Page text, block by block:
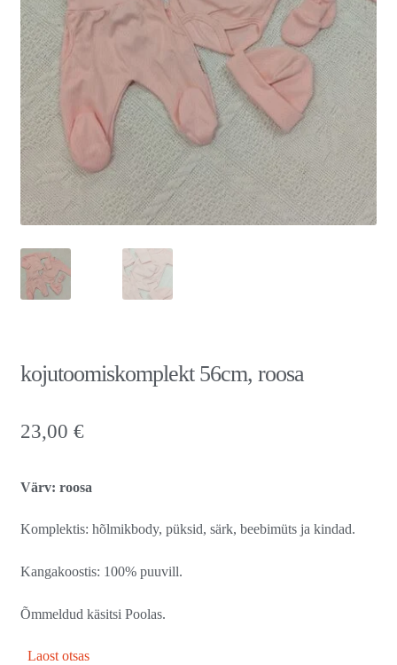
kojutoomiskomplekt 56cm, roosa
23,00 €
Värv: roosa
Komplektis: hõlmikbody, püksid, särk, beebimüts ja kindad.
Kangakoostis: 100% puuvill.
Õmmeldud käsitsi Poolas.
Laost otsas